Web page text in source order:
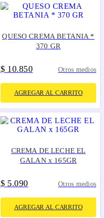
QUESO CREMA BETANIA *
370 GR
$ 10.850 Otros medios
AGREGAR AL CARRITO
CREMA DE LECHE EL
GALAN x 165GR
$ 5.090 Otros medios
AGREGAR AL CARRITO